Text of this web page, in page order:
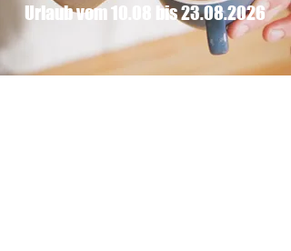
Urlaub vom 10.08 bis23.08.2026